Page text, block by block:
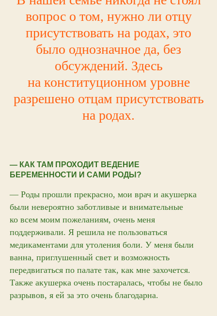
вопрос о том, нужно ли отцу
присутствовать на родах, это
было однозначное да, без
обсуждений. Здесь
на конституционном уровне
разрешено отцам присутствовать
на родах.
— КАК ТАМ ПРОХОДИТ ВЕДЕНИЕ
БЕРЕМЕННОСТИ И САМИ РОДЫ?
— Роды прошли прекрасно, мои врач и акушерка
были невероятно заботливые и внимательные
ко всем моим пожеланиям, очень меня
поддерживали. Я решила не пользоваться
медикаментами для утоления боли. У меня были
ванна, приглушенный свет и возможность
передвигаться по палате так, как мне захочется.
Также акушерка очень постаралась, чтобы не было
разрывов, я ей за это очень благодарна.